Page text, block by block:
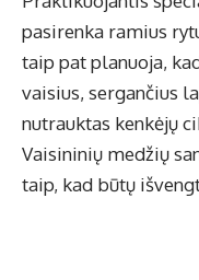
pasirenka ramius
taip pat planuoja,
vaisius, sergančius
nutrauktas kenkėjų
Vaisininių medžių
taip, kad būtų